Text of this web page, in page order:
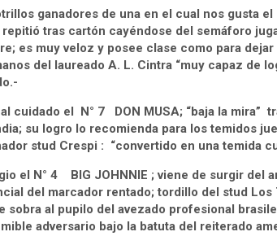
ganadores de una en el cual nos gusta
tras cartón cayéndose del semáforo
es muy veloz y posee clase como para
del laureado A. L. Cintra “muy capaz de
cuidado el N° 7 DON MUSA; “baja la mira”
su logro lo recomienda para los temidos
stud Crespi : “convertido en una temida
el N° 4 BIG JOHNNIE ; viene de surgir del
del marcador rentado; tordillo del stud
sobra al pupilo del avezado profesional
adversario bajo la batuta del reiterado